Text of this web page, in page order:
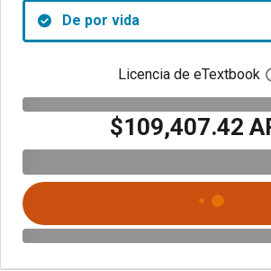
De por vida
Licencia de eTextbook
$109,407.42